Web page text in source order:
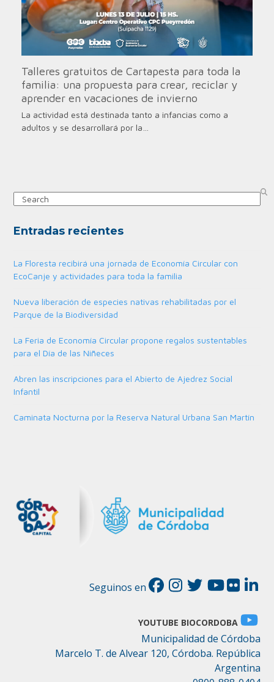
Talleres gratuitos de Cartapesta para toda la
familia: una propuesta para crear, reciclar y
aprender en vacaciones de invierno
La actividad está destinada tanto a infancias como a
adultos y se desarrollará por la…
Search
Entradas recientes
La Floresta recibirá una jornada de Economía Circular con
EcoCanje y actividades para toda la familia
Nueva liberación de especies nativas rehabilitadas por el
Parque de la Biodiversidad
La Feria de Economía Circular propone regalos sustentables
para el Día de las Niñeces
Abren las inscripciones para el Abierto de Ajedrez Social
Infantil
Caminata Nocturna por la Reserva Natural Urbana San Martín
Seguinos en
YOUTUBE BIOCORDOBA
Municipalidad de Córdoba
Marcelo T. de Alvear 120, Córdoba. República
Argentina